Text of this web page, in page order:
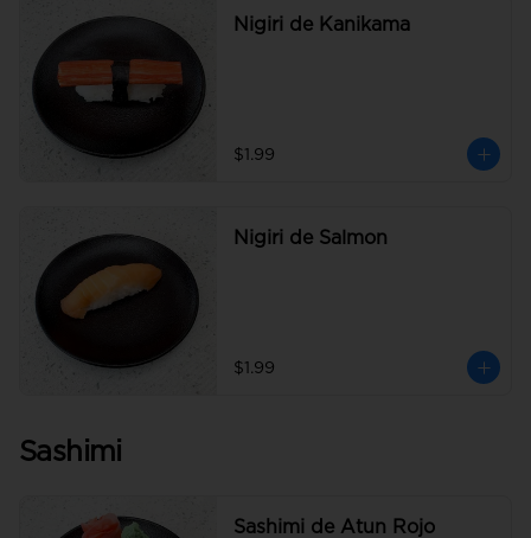
Nigiri de Kanikama
$1.99
Nigiri de Salmon
$1.99
Sashimi
Sashimi de Atun Rojo